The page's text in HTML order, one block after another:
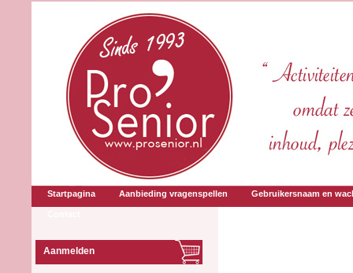
Startpagina Aanbieding vragenspellen Gebruikersnaam en
Aanmelden